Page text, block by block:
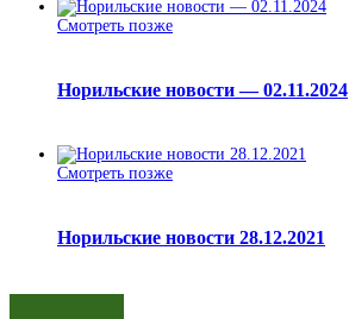
Смотреть позже
Норильские новости — 02.11.2024
Смотреть позже
Норильские новости 28.12.2021